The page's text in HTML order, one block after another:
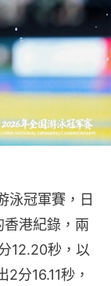
泳冠軍賽，日
港紀錄，兩
12.20秒，以
分16.11秒，